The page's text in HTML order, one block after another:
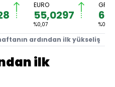
EURO
55,0297
%0,07 %0,47
ardından ilk yükseliş
ilk